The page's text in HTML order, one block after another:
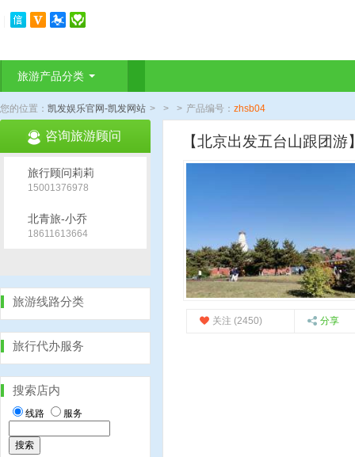
旅游产品分类
您的位置： 凯发娱乐官网-凯发网站 > > > 产品编号： zhsb04
【北京出发五台山跟团
关注 (2450) 分享
咨询旅游顾问
旅行顾问莉莉
15001376978
北青旅-小乔
18611613664
旅游线路分类
旅行代办服务
搜索店内
线路 服务